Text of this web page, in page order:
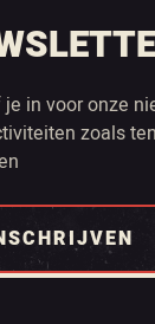
je in voor onze
zoals